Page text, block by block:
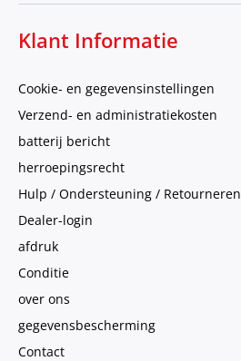
Klant Informatie
Cookie- en gegevensinstellingen
Verzend- en administratiekosten
batterij bericht
herroepingsrecht
Hulp / Ondersteuning / Retourneren
Dealer-login
afdruk
Conditie
over ons
gegevensbescherming
Contact